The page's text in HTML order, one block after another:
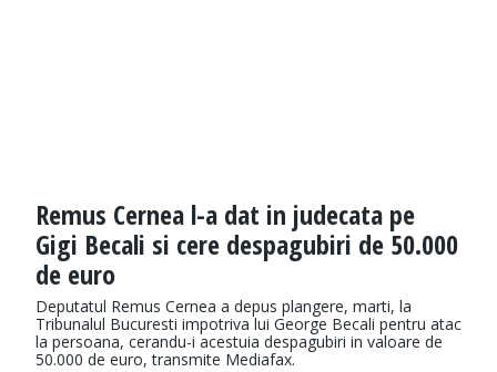
Remus Cernea l-a dat in judecata pe
Gigi Becali si cere despagubiri de 50.000
de euro
Deputatul Remus Cernea a depus plangere, marti, la
Tribunalul Bucuresti impotriva lui George Becali pentru atac
la persoana, cerandu-i acestuia despagubiri in valoare de
50.000 de euro, transmite Mediafax.